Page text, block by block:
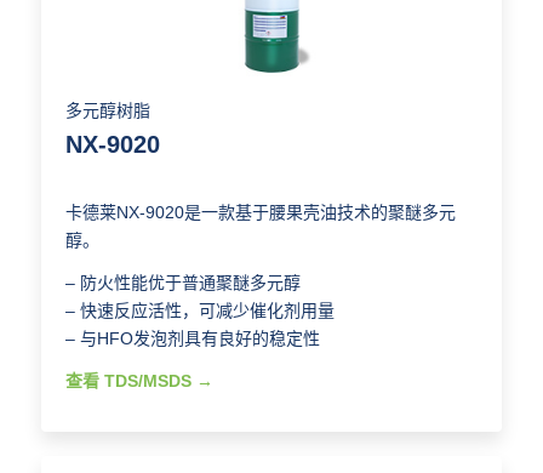
多元醇树脂
NX-9020
卡德莱NX-9020是一款基于腰果壳油技术的聚醚多元
醇。
– 防火性能优于普通聚醚多元醇
– 快速反应活性，可减少催化剂用量
– 与HFO发泡剂具有良好的稳定性
查看 TDS/MSDS